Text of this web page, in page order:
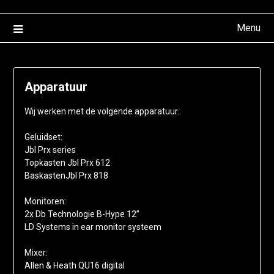
Menu
Apparatuur
Wij werken met de volgende apparatuur..
Geluidset:
Jbl Prx series
Topkasten Jbl Prx 612
BaskastenJbl Prx 818
Monitoren:
2x Db Technologie B-Hype 12”
LD Systems in ear monitor systeem
Mixer:
Allen & Heath QU16 digital